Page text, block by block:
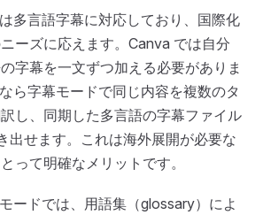
多言語字幕に対応しており、国際化
ーズに応えます。Canva では自分
字幕を一文ずつ加える必要がありま
ら字幕モードで同じ内容を複数のタ
し、同期した多言語の字幕ファイル
出せます。これは海外展開が必要な
って明確なメリットです。
ードでは、用語集（glossary）によ